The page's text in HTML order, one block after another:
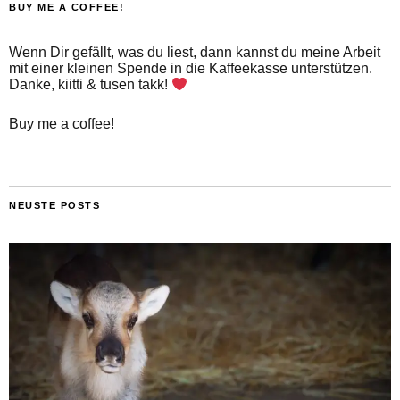
BUY ME A COFFEE!
Wenn Dir gefällt, was du liest, dann kannst du meine Arbeit
mit einer kleinen Spende in die Kaffeekasse unterstützen.
Danke, kiitti & tusen takk!
Buy me a coffee!
NEUSTE POSTS